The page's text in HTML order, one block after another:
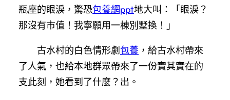
瓶座的眼淚，驚恐包養網ppt地大叫：「眼淚？
那沒有市值！我寧願用一棟別墅換！」
古水村的白色情形劇包養 ，給古水村帶來
了人氣，也給本地群眾帶來了一份實其實在的
支此刻，她看到了什麼？出。